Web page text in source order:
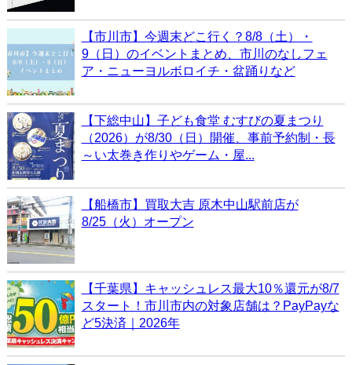
【市川市】今週末どこ行く？8/8（土）・
9（日）のイベントまとめ、市川のなしフェ
ア・ニューヨルボロイチ・盆踊りなど
【下総中山】子ども食堂 むすびの夏まつり
（2026）が8/30（日）開催、事前予約制・長
～い太巻き作りやゲーム・屋...
【船橋市】買取大吉 原木中山駅前店が
8/25（火）オープン
【千葉県】キャッシュレス最大10％還元が8/7
スタート！市川市内の対象店舗は？PayPayな
ど5決済｜2026年